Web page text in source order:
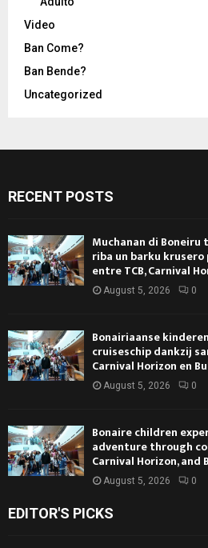
Video
Ban Come?
Ban Bende?
Uncategorized
RECENT POSTS
Muchanan di
riba un barku
entre TCB, Carnival
August 5, 2026 0
Bonairiaanse
cruiseschip dankzij
Carnival Horizon en
August 5, 2026 0
Bonaire children
adventure through
Carnival Horizon, and
August 5, 2026 0
EDITOR'S PICKS